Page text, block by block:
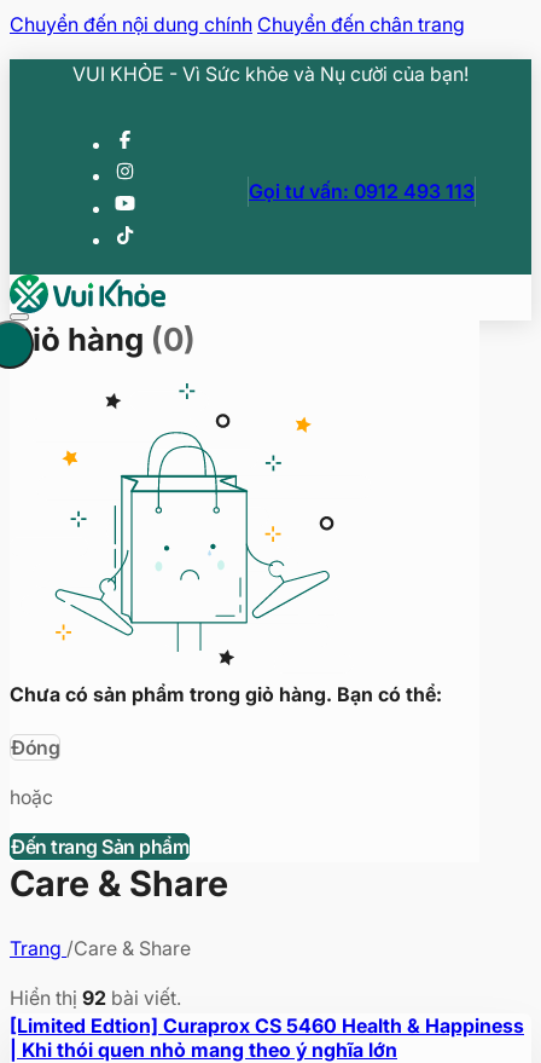
Chuyển đến nội dung chính Chuyển đến chân trang
VUI KHỎE - Vì Sức khỏe và Nụ cười của bạn!
Gọi tư vấn: 0912 493 113
Giỏ hàng (0)
Chưa có sản phẩm trong giỏ hàng. Bạn có thể:
Đóng
hoặc
Đến trang Sản phẩm
Care & Share
Trang /Care & Share
Hiển thị 92 bài viết.
[Limited Edtion] Curaprox CS 5460 Health & Happiness
| Khi thói quen nhỏ mang theo ý nghĩa lớn